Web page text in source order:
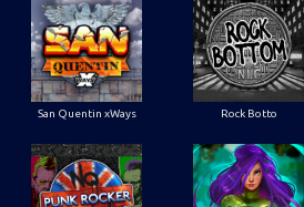
San Quentin xWays Rock Botto